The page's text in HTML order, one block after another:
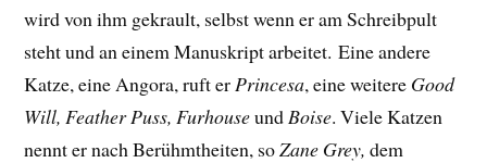
wird von ihm gekrault, selbst wenn er am Schreibpult
steht und an einem Manuskript arbeitet. Eine andere
Katze, eine Angora, ruft erPrincesa, eine weitere Good
Will, Feather Puss, FurhouseundBoise. Viele Katzen
nennt er nach Berühmtheiten, soZane Grey,dem